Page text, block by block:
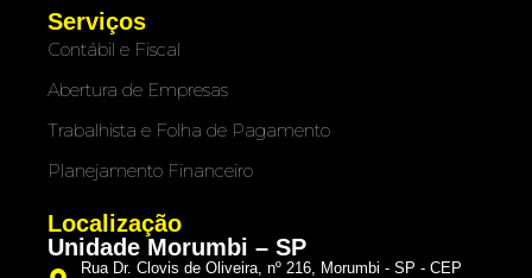
Serviços
Contábil e Fiscal
Abertura de Empresas
Trabalhista e Folha de Pagamento
Planejamento Financeiro
Localização
Unidade Morumbi – SP
Rua Dr. Clovis de Oliveira, nº 216, Morumbi - SP - CEP